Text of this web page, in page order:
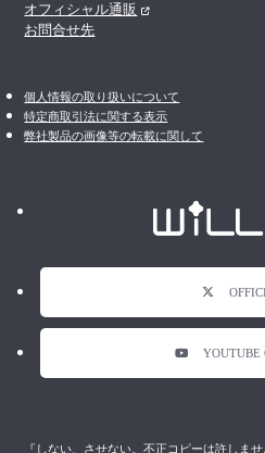
オフィシャル通販
お問合せ先
個人情報の取り扱いについて
特定商取引法に関する表示
弊社製品の画像等の転載に関して
YOUTUBE
『しない、させない。不正コピーは許しま